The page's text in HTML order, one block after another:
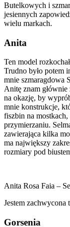
Butelkowych i
jesiennych
wielu markach.
Anita
Ten model
Trudno było potem
mnie szmaragdowa
Anitę znam
na okazję, by
mnie konstrukcje,
fiszbin na
przymierzaniu.
zawierająca kilka
ma największy
rozmiary pod
Anita Rosa Faia –
Jestem zachwycona
Gorsenia